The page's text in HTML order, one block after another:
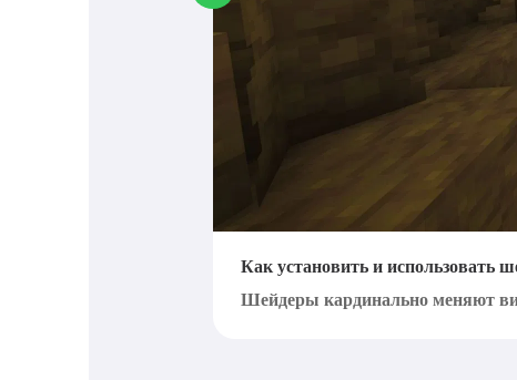
Как установить и использовать
Шейдеры кардинально меняют